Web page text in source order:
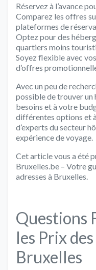
Réservez à l’avance
Comparez les offres
plateformes de
Optez pour des
quartiers moins
Soyez flexible avec
d’offres
Avec un peu de
possible de trouver un
besoins et à votre
différentes options et
d’experts du secteur
expérience de voyage.
Cet article vous a été
Bruxelles.be – Votre
adresses à Bruxelles.
Questions
les Prix
Bruxelles